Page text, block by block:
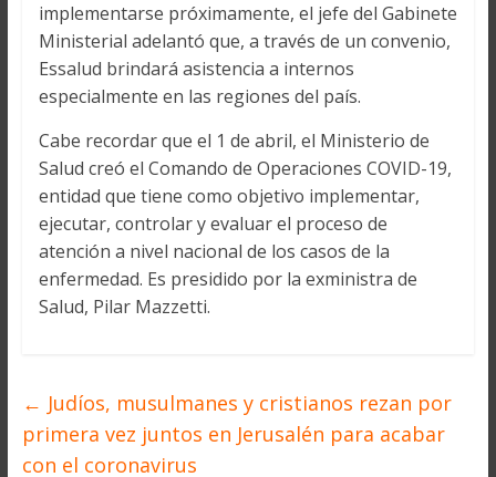
implementarse próximamente, el jefe del Gabinete
Ministerial adelantó que, a través de un convenio,
Essalud brindará asistencia a internos
especialmente en las regiones del país.
Cabe recordar que el 1 de abril, el Ministerio de
Salud creó el Comando de Operaciones COVID-19,
entidad que tiene como objetivo implementar,
ejecutar, controlar y evaluar el proceso de
atención a nivel nacional de los casos de la
enfermedad. Es presidido por la exministra de
Salud, Pilar Mazzetti.
← Judíos, musulmanes y cristianos rezan por
primera vez juntos en Jerusalén para acabar
con el coronavirus